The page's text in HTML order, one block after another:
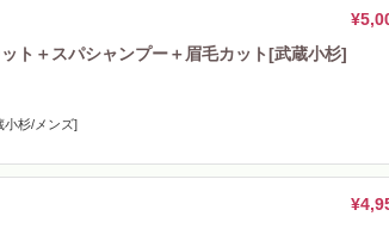
ト＋スパシャンプー＋眉毛カット[武蔵小杉]
小杉/メンズ]